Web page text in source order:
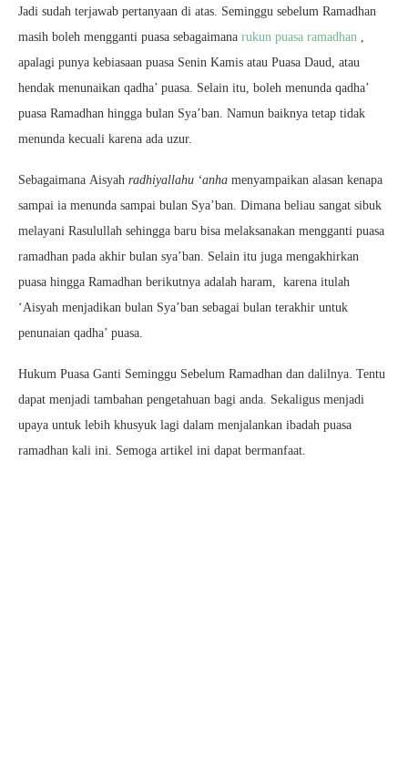
Jadi sudah terjawab pertanyaan di atas. Seminggu sebelum Ramadhan
masih boleh mengganti puasa sebagaimana rukun puasa ramadhan ,
apalagi punya kebiasaan puasa Senin Kamis atau Puasa Daud, atau
hendak menunaikan qadha’ puasa. Selain itu, boleh menunda qadha’
puasa Ramadhan hingga bulan Sya’ban. Namun baiknya tetap tidak
menunda kecuali karena ada uzur.
Sebagaimana Aisyah radhiyallahu ‘anha menyampaikan alasan kenapa
sampai ia menunda sampai bulan Sya’ban. Dimana beliau sangat sibuk
melayani Rasulullah sehingga baru bisa melaksanakan mengganti puasa
ramadhan pada akhir bulan sya’ban. Selain itu juga mengakhirkan
puasa hingga Ramadhan berikutnya adalah haram, karena itulah
‘Aisyah menjadikan bulan Sya’ban sebagai bulan terakhir untuk
penunaian qadha’ puasa.
Hukum Puasa Ganti Seminggu Sebelum Ramadhan dan dalilnya. Tentu
dapat menjadi tambahan pengetahuan bagi anda. Sekaligus menjadi
upaya untuk lebih khusyuk lagi dalam menjalankan ibadah puasa
ramadhan kali ini. Semoga artikel ini dapat bermanfaat.